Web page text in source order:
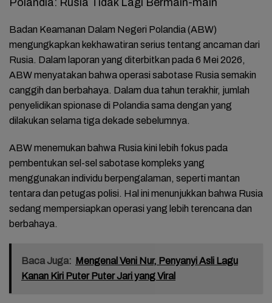
Badan Keamanan Dalam Negeri Polandia (ABW)
mengungkapkan kekhawatiran serius tentang ancaman dari
Rusia. Dalam laporan yang diterbitkan pada 6 Mei 2026,
ABW menyatakan bahwa operasi sabotase Rusia semakin
canggih dan berbahaya. Dalam dua tahun terakhir, jumlah
penyelidikan spionase di Polandia sama dengan yang
dilakukan selama tiga dekade sebelumnya.
ABW menemukan bahwa Rusia kini lebih fokus pada
pembentukan sel-sel sabotase kompleks yang
menggunakan individu berpengalaman, seperti mantan
tentara dan petugas polisi. Hal ini menunjukkan bahwa Rusia
sedang mempersiapkan operasi yang lebih terencana dan
berbahaya.
Baca Juga: Mengenal Veni Nur, Penyanyi Asli Lagu
Kanan Kiri Puter Puter Jari yang Viral